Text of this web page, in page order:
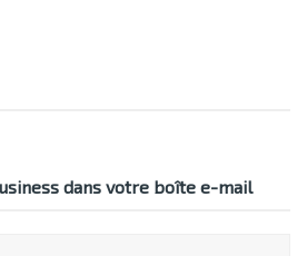
dans votre boîte e-mail